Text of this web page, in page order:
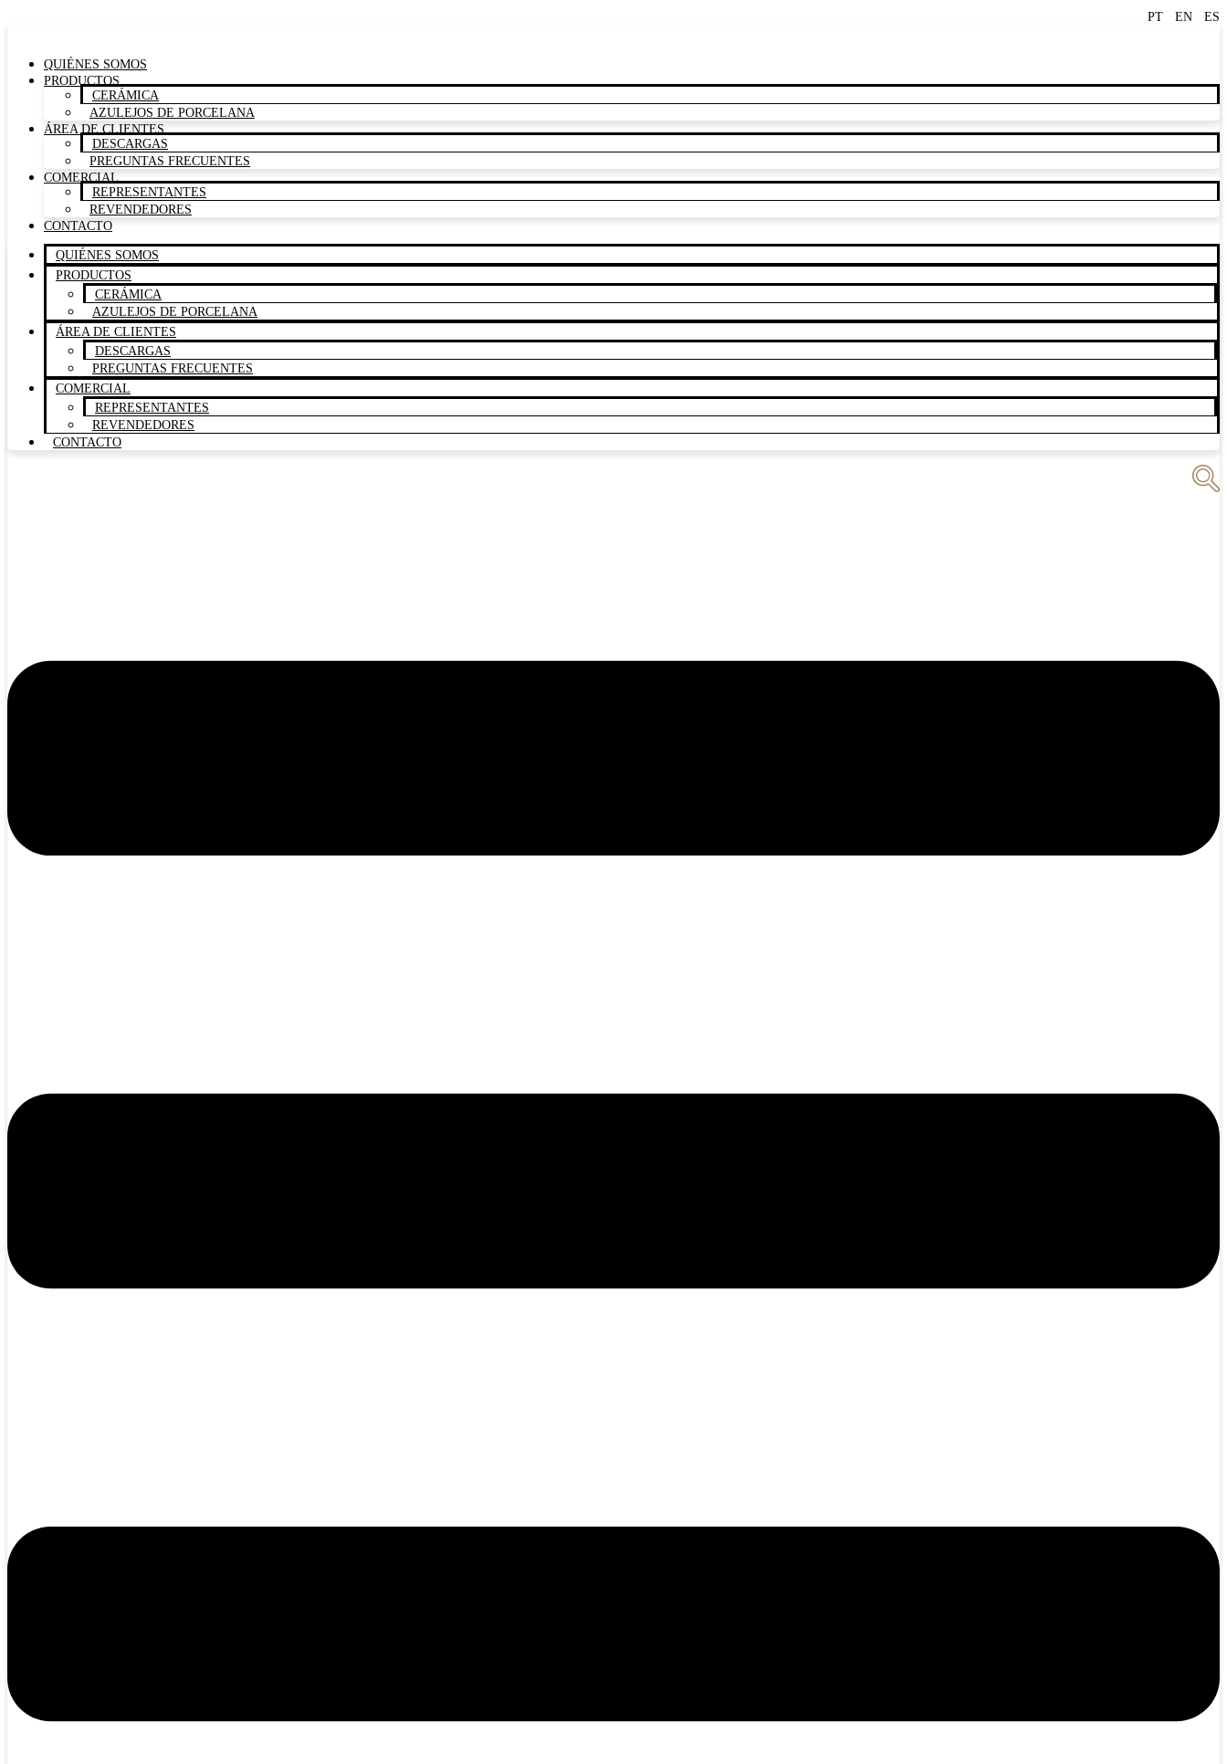
PT EN ES
QUIÉNES SOMOS
PRODUCTOS
CERÁMICA
AZULEJOS DE PORCELANA
ÁREA DE CLIENTES
DESCARGAS
PREGUNTAS FRECUENTES
COMERCIAL
REPRESENTANTES
REVENDEDORES
CONTACTO
QUIÉNES SOMOS
PRODUCTOS
CERÁMICA
AZULEJOS DE PORCELANA
ÁREA DE CLIENTES
DESCARGAS
PREGUNTAS FRECUENTES
COMERCIAL
REPRESENTANTES
REVENDEDORES
CONTACTO